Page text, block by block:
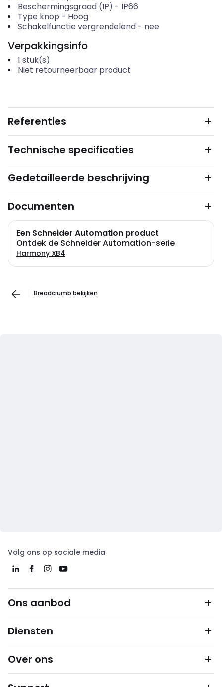
Beschermingsgraad (IP) - IP66
Type knop - Hoog
Schakelfunctie vergrendelend- nee
Verpakkingsinfo
1 stuk(s)
Niet retourneerbaar product
Referenties
Technische specificaties
Gedetailleerde beschrijving
Documenten
Een Schneider Automation product
Ontdek de Schneider Automation-serie
Harmony XB4
Breadcrumb bekijken
Volg ons op sociale media
Ons aanbod
Diensten
Over ons